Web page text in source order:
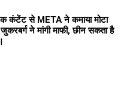
कंटेंट से META ने कमाया मोटा
जुकरबर्ग ने मांगी माफी, छीन सकता है